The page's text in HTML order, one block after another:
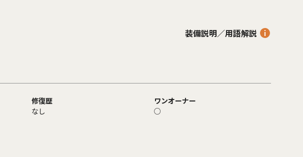
装備説明／用語解説
修復歴
なし
ワンオーナー
○